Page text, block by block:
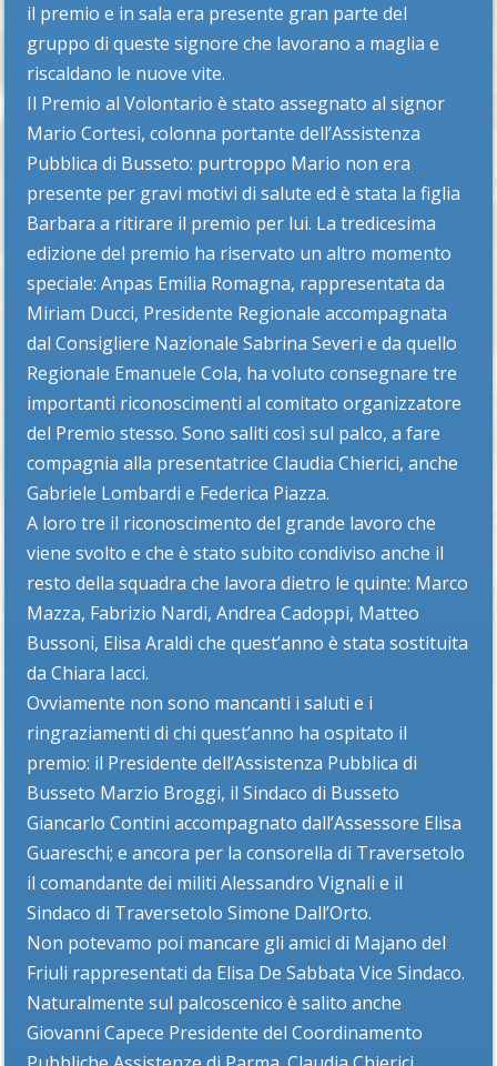
il premio e in sala era presente gran parte del
gruppo di queste signore che lavorano a maglia e
riscaldano le nuove vite.
Il Premio al Volontario è stato assegnato al signor
Mario Cortesi, colonna portante dell’Assistenza
Pubblica di Busseto: purtroppo Mario non era
presente per gravi motivi di salute ed è stata la figlia
Barbara a ritirare il premio per lui. La tredicesima
edizione del premio ha riservato un altro momento
speciale: Anpas Emilia Romagna, rappresentata da
Miriam Ducci, Presidente Regionale accompagnata
dal Consigliere Nazionale Sabrina Severi e da quello
Regionale Emanuele Cola, ha voluto consegnare tre
importanti riconoscimenti al comitato organizzatore
del Premio stesso. Sono saliti così sul palco, a fare
compagnia alla presentatrice Claudia Chierici, anche
Gabriele Lombardi e Federica Piazza.
A loro tre il riconoscimento del grande lavoro che
viene svolto e che è stato subito condiviso anche il
resto della squadra che lavora dietro le quinte: Marco
Mazza, Fabrizio Nardi, Andrea Cadoppi, Matteo
Bussoni, Elisa Araldi che quest’anno è stata sostituita
da Chiara Iacci.
Ovviamente non sono mancanti i saluti e i
ringraziamenti di chi quest’anno ha ospitato il
premio: il Presidente dell’Assistenza Pubblica di
Busseto Marzio Broggi, il Sindaco di Busseto
Giancarlo Contini accompagnato dall’Assessore Elisa
Guareschi; e ancora per la consorella di Traversetolo
il comandante dei militi Alessandro Vignali e il
Sindaco di Traversetolo Simone Dall’Orto.
Non potevamo poi mancare gli amici di Majano del
Friuli rappresentati da Elisa De Sabbata Vice Sindaco.
Naturalmente sul palcoscenico è salito anche
Giovanni Capece Presidente del Coordinamento